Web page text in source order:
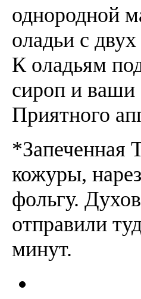
однородной
оладьи с
К оладьям
сироп и ваши
Приятного
*Запеченная
кожуры,
фольгу.
отправили
минут.